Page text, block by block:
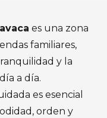
es una zona
familiares,
y la
a día.
es esencial
orden y